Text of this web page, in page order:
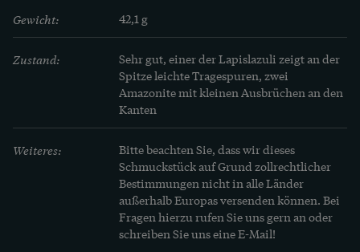
Die Abbildung des Vorbildes von Boucheron
findet sich bei Sylvie Raulet: Schmuck. Art Déco,
München 1985, [S. 137]. Einen zeitgenössischen
Überblick über den 1925 in Paris ausgestellten
Le Grand Negoce aus dem Jahr 1925, online
einzusehen
an dieser Stelle.
Die handwerkliche Qualität der
Brosche ist herausragend.
FLORIAN HORSTHEMKE
Gewicht: 42,1 g
Zustand:
Sehr gut, einer der Lapislazuli zeigt an der
Spitze leichte Tragespuren, zwei
Amazonite mit kleinen Ausbrüchen an den
Kanten
Weiteres:
Bitte beachten Sie, dass wir dieses
Schmuckstück auf Grund zollrechtlicher
Bestimmungen nicht in alle Länder
außerhalb Europas versenden können. Bei
Fragen hierzu rufen Sie uns gern an oder
schreiben Sie uns eine E-Mail!